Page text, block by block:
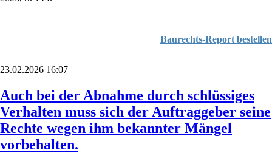
Baurechts-Report bestellen
23.02.2026 16:07
Auch bei der Abnahme durch schlüssiges
Verhalten muss sich der Auftraggeber seine
Rechte wegen ihm bekannter Mängel
vorbehalten.